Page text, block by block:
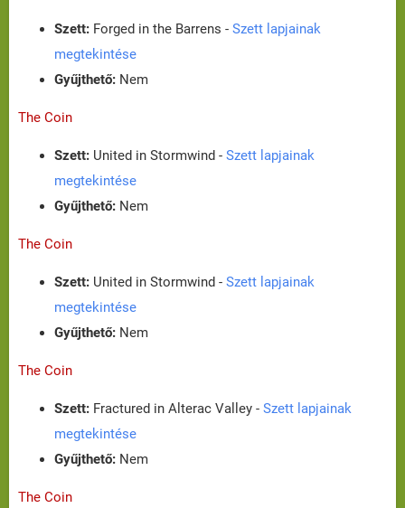
Szett: Forged in the Barrens - Szett lapjainak
megtekintése
Gyűjthető: Nem
The Coin
Szett: United in Stormwind - Szett lapjainak
megtekintése
Gyűjthető: Nem
The Coin
Szett: United in Stormwind - Szett lapjainak
megtekintése
Gyűjthető: Nem
The Coin
Szett: Fractured in Alterac Valley - Szett lapjainak
megtekintése
Gyűjthető: Nem
The Coin